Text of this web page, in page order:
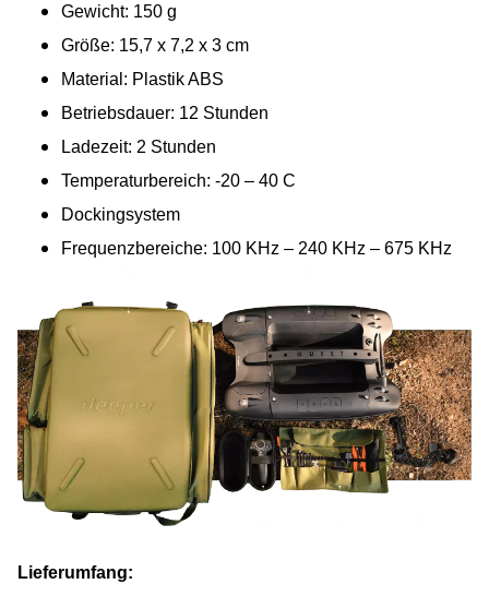
Gewicht: 150 g
Größe: 15,7 x 7,2 x 3 cm
Material: Plastik ABS
Betriebsdauer: 12 Stunden
Ladezeit: 2 Stunden
Temperaturbereich: -20 – 40 C
Dockingsystem
Frequenzbereiche: 100 KHz – 240 KHz – 675 KHz
Lieferumfang: